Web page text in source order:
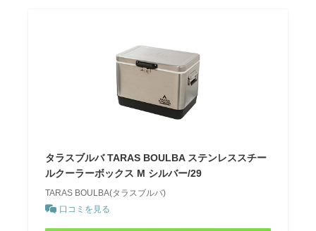
タラスブルバ TARAS BOULBA ステンレススチー
ルクーラーボックス M シルバー/29
TARAS BOULBA(タラスブルバ)
口コミを見る